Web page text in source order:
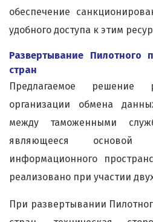
обеспечение
удобного доступа к этим
Развертывание Пилотного
стран
Предлагаемое решение
организации обмена
между таможенными
являющееся основой
информационного
реализовано при участии
При развертывании